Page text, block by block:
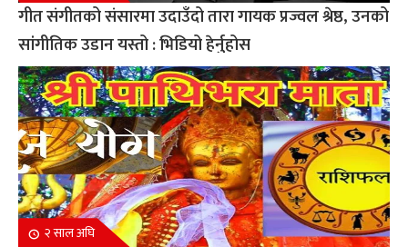
गीत संगीतको संसारमा उदाउँदो तारा गायक प्रज्वल श्रेष्ठ, उनको
सांगीतिक उडान यस्तो : भिडियो हेर्नुहोस
२ साल अघि